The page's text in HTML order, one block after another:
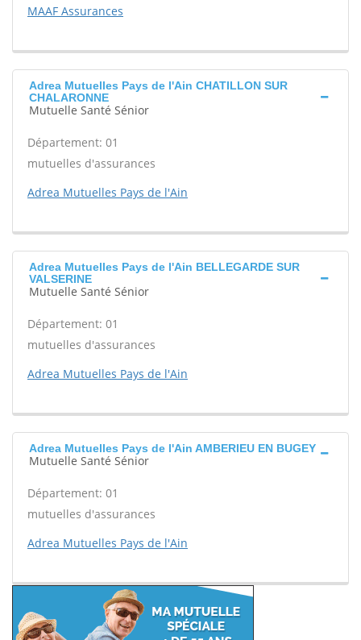
MAAF Assurances
Adrea Mutuelles Pays de l'Ain CHATILLON SUR
CHALARONNE
Mutuelle Santé Sénior
Département: 01
mutuelles d'assurances
Adrea Mutuelles Pays de l'Ain
Adrea Mutuelles Pays de l'Ain BELLEGARDE SUR
VALSERINE
Mutuelle Santé Sénior
Département: 01
mutuelles d'assurances
Adrea Mutuelles Pays de l'Ain
Adrea Mutuelles Pays de l'Ain AMBERIEU EN BUGEY
Mutuelle Santé Sénior
Département: 01
mutuelles d'assurances
Adrea Mutuelles Pays de l'Ain